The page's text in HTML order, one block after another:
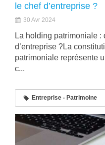
le chef d’entreprise ?
30 Avr 2024
La holding patrimoniale
d’entreprise ?La
patrimoniale représente
c...
Entreprise - Patrimoine